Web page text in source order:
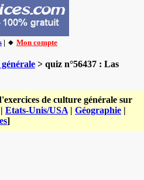
| 🔸 Mon compte
> quiz n°56437 : Las
de culture générale sur
Etats-Unis/USA | Géographie |
]